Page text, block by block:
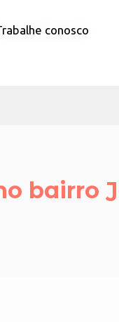
conosco
conosco
bairro